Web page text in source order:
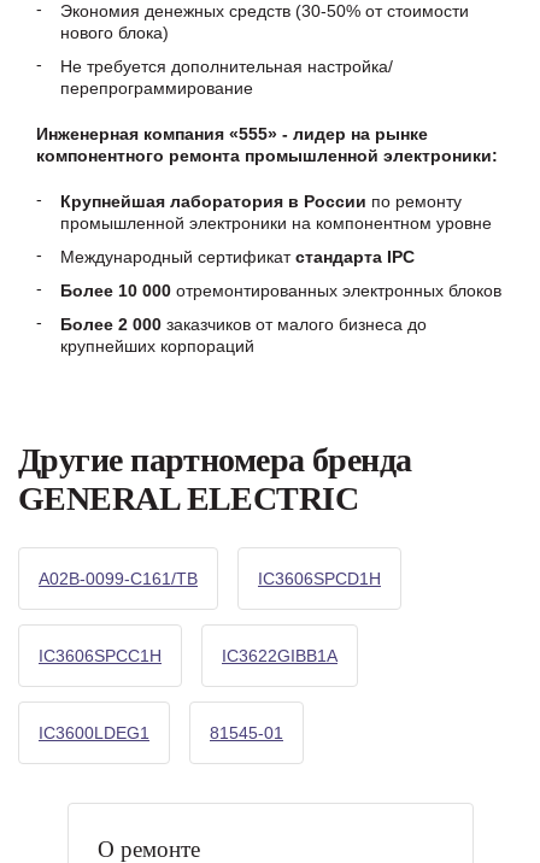
Экономия денежных средств (30-50% от стоимости
нового блока)
Не требуется дополнительная настройка/
перепрограммирование
Инженерная компания «555» - лидер на рынке
компонентного ремонта промышленной электроники:
Крупнейшая лаборатория в России по ремонту
промышленной электроники на компонентном уровне
Международный сертификатстандарта IPC
Более 10 000 отремонтированных электронных блоков
Более 2 000 заказчиков от малого бизнеса до
крупнейших корпораций
Другие партномера бренда
GENERAL ELECTRIC
A02B-0099-C161/TB IC3606SPCD1H
IC3606SPCC1H IC3622GIBB1A
IC3600LDEG1 81545-01
О ремонте